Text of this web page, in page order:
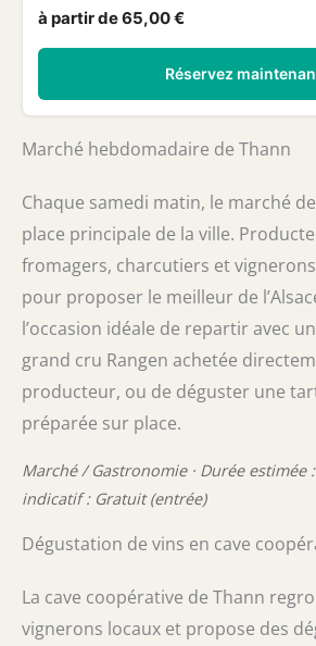
à partir de 65,00 €
Réservez
Marché hebdomadaire de Thann
Chaque samedi matin, le marché
place principale de la ville.
fromagers, charcutiers et
pour proposer le meilleur de
l’occasion idéale de repartir avec
grand cru Rangen achetée
producteur, ou de déguster une
préparée sur place.
Marché / Gastronomie · Durée estimée
indicatif : Gratuit (entrée)
Dégustation de vins en cave
La cave coopérative de Thann
vignerons locaux et propose des